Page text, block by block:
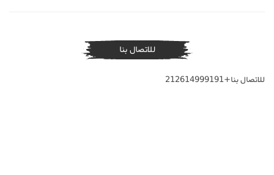
للاتصال بنا
للاتصال بنا+212614999191